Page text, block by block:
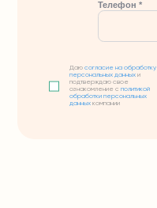
Телефон *
Даюсогласие на обработку
персональных данных и
подтверждаю свое
ознакомление сполитикой
обработки персональных
данных компании